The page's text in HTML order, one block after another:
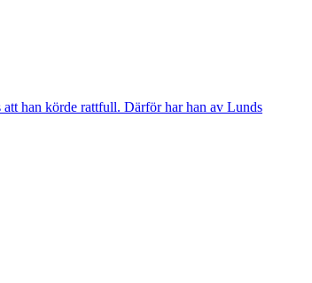
han körde rattfull. Därför har han av Lunds